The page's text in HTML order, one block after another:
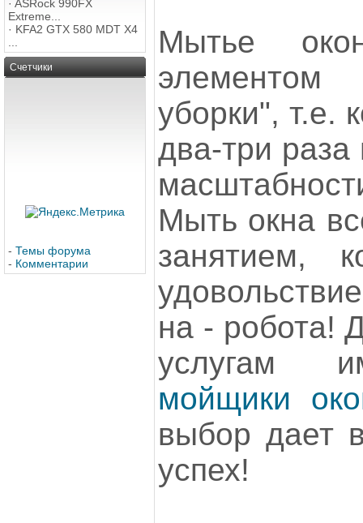
· ASRock 990FX
Extreme...
· KFA2 GTX 580 MDT X4
Счетчики
- Темы форума
- Комментарии
Мытье
уборки", т.е.
два-три раза
Мыть окна
занятием,
на - робота!
услугам
мойщики
выбор дает
успех!